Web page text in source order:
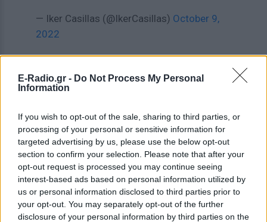
E-Radio.gr - Do Not Process My Personal
Information
If you wish to opt-out of the sale, sharing to third parties, or
processing of your personal or sensitive information for
targeted advertising by us, please use the below opt-out
section to confirm your selection. Please note that after your
opt-out request is processed you may continue seeing
interest-based ads based on personal information utilized by
us or personal information disclosed to third parties prior to
your opt-out. You may separately opt-out of the further
disclosure of your personal information by third parties on the
— Iker Casillas (@IkerCasillas) October 9,
2022
[ΠΗΓΗ]